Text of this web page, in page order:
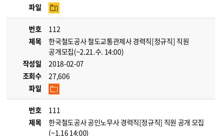
파일
번호
112
제목
한국철도공사 철도교통관제사 경력직[정규직] 직원
공개모집(~2.21.수. 14:00)
작성일
2018-02-07
조회수
27,606
파일
번호
111
제목
한국철도공사 공인노무사 경력직[정규직] 직원 공개 모집
(~1.16 14:00)